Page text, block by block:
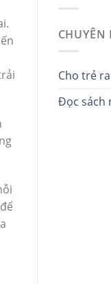
CHUYÊN
Cho trẻ
Đọc sách